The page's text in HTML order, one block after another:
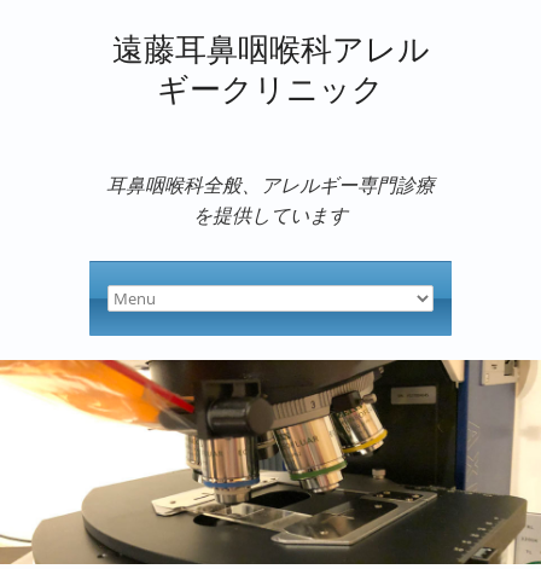
遠藤耳鼻咽喉科アレル
ギークリニック
耳鼻咽喉科全般、アレルギー専門診療
を提供しています